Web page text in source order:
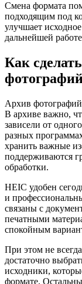
Смена формата
подходящим под
улучшает
дальнейшей
Как
Архив
В архиве важно,
зависели от
разных
хранить важные
поддерживаются
обработки.
HEIC удобен
и
связаны с
печатными
спокойным
При этом не
достаточно
исходники,
формате.